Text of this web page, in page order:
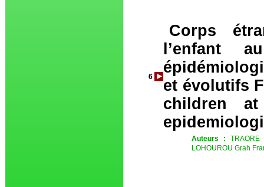
6
Corps
l’enfant
et évolutifs
children
Auteurs :
LOHOUROU Grah